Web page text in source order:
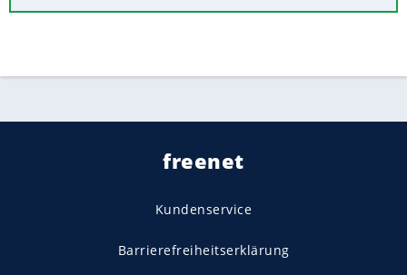
freenet
Kundenservice
Barrierefreiheitserklärung